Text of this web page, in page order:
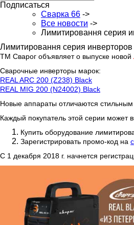
Подписаться
Сварка 66 ->
Все новости ->
Лимитировання серия
Лимитировання серия
ТМ Сварог объявляет о выпуске новой
Сварочные инверторы марок:
REAL ARC 200 (Z238) Black
REAL MIG 200 (N24002) Black
Новые аппараты отличаются
Каждый покупатель этой серии может
Купить оборудование
Зарегистрировать промо-код на
С 1 декабря 2018 г. начнется